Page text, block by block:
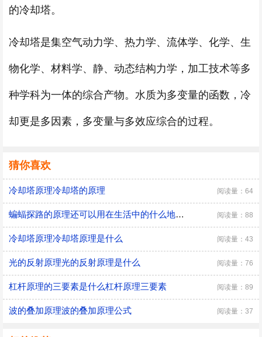
的冷却塔。
冷却塔是集空气动力学、热力学、流体学、化学、生
物化学、材料学、静、动态结构力学，加工技术等多
种学科为一体的综合产物。水质为多变量的函数，冷
却更是多因素，多变量与多效应综合的过程。
猜你喜欢
冷却塔原理冷却塔的原理 阅读量：64
蝙蝠探路的原理还可以用在生活中的什么地方蝙蝠探路的原理可以用在生活中的什么地方 阅读量：88
冷却塔原理冷却塔原理是什么 阅读量：43
光的反射原理光的反射原理是什么 阅读量：76
杠杆原理的三要素是什么杠杆原理三要素 阅读量：89
波的叠加原理波的叠加原理公式 阅读量：37